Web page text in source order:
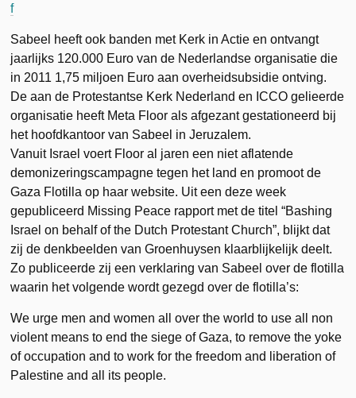
f
Sabeel heeft ook banden met Kerk in Actie en ontvangt
jaarlijks 120.000 Euro van de Nederlandse organisatie die
in 2011 1,75 miljoen Euro aan overheidsubsidie ontving.
De aan de Protestantse Kerk Nederland en ICCO gelieerde
organisatie heeft Meta Floor als afgezant gestationeerd bij
het hoofdkantoor van Sabeel in Jeruzalem.
Vanuit Israel voert Floor al jaren een niet aflatende
demonizeringscampagne tegen het land en promoot de
Gaza Flotilla op haar website. Uit een deze week
gepubliceerd Missing Peace rapport met de titel “Bashing
Israel on behalf of the Dutch Protestant Church”, blijkt dat
zij de denkbeelden van Groenhuysen klaarblijkelijk deelt.
Zo publiceerde zij een verklaring van Sabeel over de flotilla
waarin het volgende wordt gezegd over de flotilla’s:
We urge men and women all over the world to use all non
violent means to end the siege of Gaza, to remove the yoke
of occupation and to work for the freedom and liberation of
Palestine and all its people.